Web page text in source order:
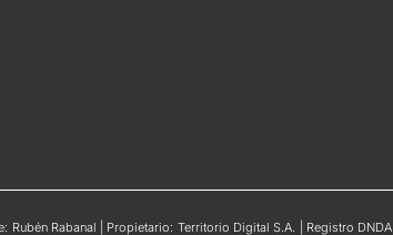
Rabanal | Propietario: Territorio Digital S.A. | Registro